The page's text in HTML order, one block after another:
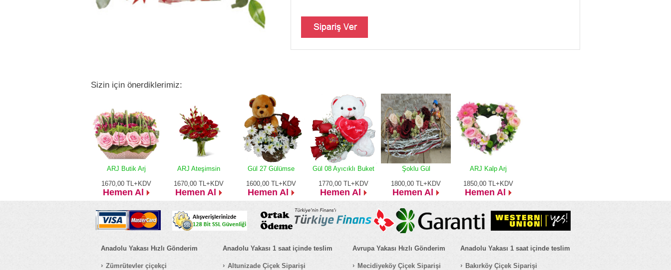
Sizin için önerdiklerimiz:
ARJ Butik Arj
1670,00 TL+KDV
Hemen Al
ARJ Ateşimsin
1670,00 TL+KDV
Hemen Al
Gül 27 Gülümse
1600,00 TL+KDV
Hemen Al
Gül 08 Ayıcıklı Buket
1770,00 TL+KDV
Hemen Al
Şoklu Gül
1800,00 TL+KDV
Hemen Al
ARJ Kalp Arj
1850,00 TL+KDV
Hemen Al
Anadolu Yakası Hızlı Gönderim
Zümrütevler çiçekçi
Anadolu Yakası 1 saat içinde teslim
Altunizade Çiçek Siparişi
Avrupa Yakası Hızlı Gönderim
Mecidiyeköy Çiçek Siparişi
Anadolu Yakası 1 saat içinde teslim
Bakırköy Çiçek Siparişi